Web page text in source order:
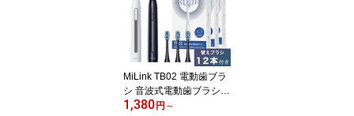
耳かけ 落下防止 外れな
い 片耳 右耳だけ 左耳だ
け マイク付き 長時間再
生 通話 ボタン式 黒 スマ
ホ iPhone Android
MiLink TB02 電動歯ブラ
シ 音波式電動歯ブラシ
音波歯ブラシ 音波振動歯
1,380 円 ～